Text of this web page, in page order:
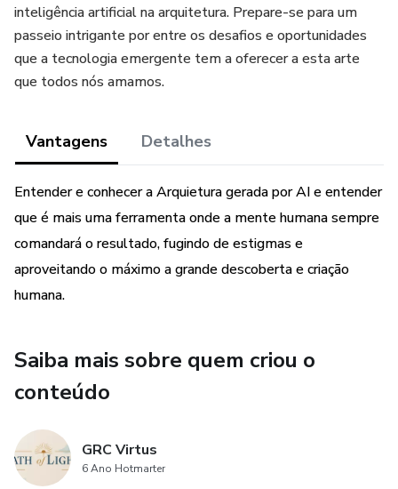
inteligência artificial na arquitetura. Prepare-se para um
passeio intrigante por entre os desafios e oportunidades
que a tecnologia emergente tem a oferecer a esta arte
que todos nós amamos.
Vantagens Detalhes
Entender e conhecer a Arquietura gerada por AI e entender
que é mais uma ferramenta onde a mente humana sempre
comandará o resultado, fugindo de estigmas e
aproveitando o máximo a grande descoberta e criação
humana.
Saiba mais sobre quem criou o
conteúdo
GRC Virtus
6 Ano Hotmarter